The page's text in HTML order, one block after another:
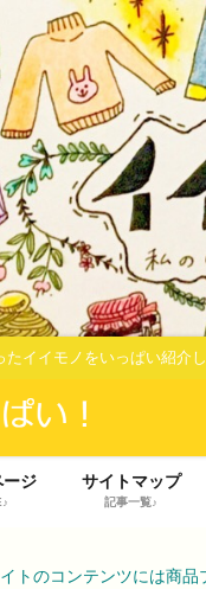
イイモノをいっぱい紹介
ージ サイトマップ
記事一覧♪
トのコンテンツには商